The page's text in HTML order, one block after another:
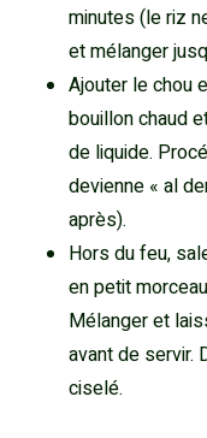
minutes (le riz
et mélanger
Ajouter le chou
bouillon chaud
de liquide.
devienne « al
après).
Hors du feu,
en petit
Mélanger et
avant de servir.
ciselé.